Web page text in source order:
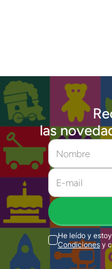
las
He leído y
Condiciones y